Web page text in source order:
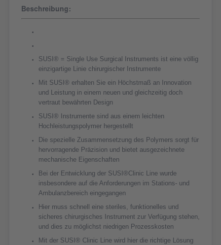
Beschreibung:
SUSI® = Single Use Surgical Instruments ist eine völlig
einzigartige Linie chirurgischer Instrumente
Mit SUSI® erhalten Sie ein Höchstmaß an Innovation
und Leistung in einem neuen und gleichzeitig doch
vertraut bewährten Design
SUSI® Instrumente sind aus einem leichten
Hochleistungspolymer hergestellt
Die spezielle Zusammensetzung des Polymers sorgt für
hervorragende Präzision und bietet ausgezeichnete
mechanische Eigenschaften
Bei der Entwicklung der SUSI®Clinic Line wurde
insbesondere auf die Anforderungen im Stations- und
Ambulanzbereich eingegangen
Hier muss schnell eine steriles, funktionelles und
sicheres chirurgisches Instrument zur Verfügung stehen,
und dies zu möglichst niedrigen Prozesskosten
Mit der SUSI® Clinic Line wird hier die richtige Lösung